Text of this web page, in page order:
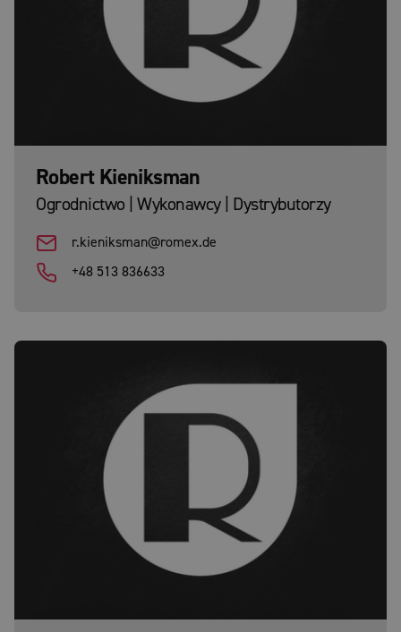
Robert Kieniksman
Ogrodnictwo | Wykonawcy | Dystrybutorzy
r.kieniksman@romex.de
+48 513 836633